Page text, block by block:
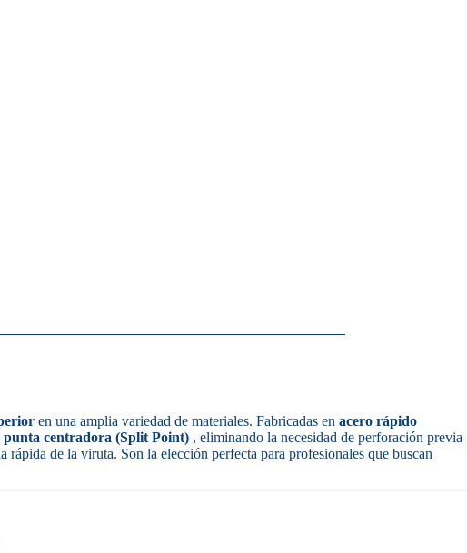
en una amplia variedad de materiales. Fabricadas en acero rápido
punta centradora (Split Point) , eliminando la necesidad de perforación previa
rápida de la viruta. Son la elección perfecta para profesionales que buscan